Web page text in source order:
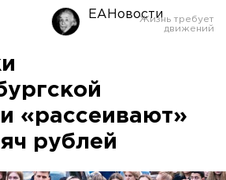
Оренбург
ЕАНовости
«рассеивают»
рублей